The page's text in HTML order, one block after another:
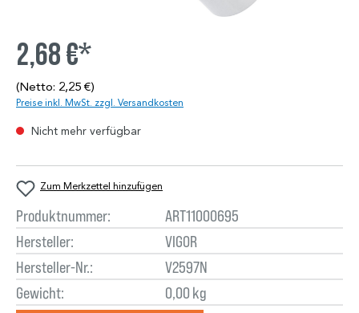
2,68 €*
(Netto: 2,25 €)
Preise inkl. MwSt. zzgl. Versandkosten
Nicht mehr verfügbar
Zum Merkzettel hinzufügen
Produktnummer:
ART11000695
Hersteller:
VIGOR
Hersteller-Nr.:
V2597N
Gewicht:
0,00 kg